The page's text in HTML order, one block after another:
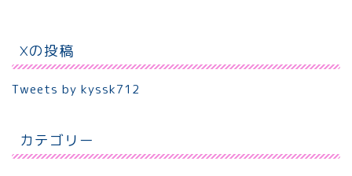
Xの投稿
Tweets by kyssk712
カテゴリー